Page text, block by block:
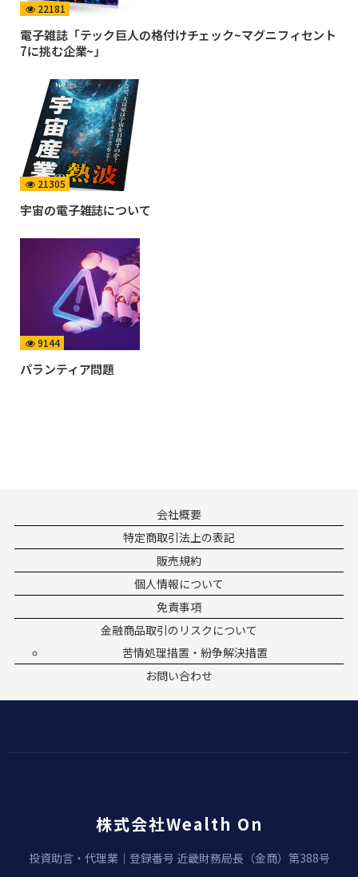
22181
電子雑誌「テック巨人の格付けチェック~マグニフィセント
7に挑む企業~」
21305
宇宙の電子雑誌について
9144
パランティア問題
会社概要
特定商取引法上の表記
販売規約
個人情報について
免責事項
金融商品取引のリスクについて
苦情処理措置・紛争解決措置
お問い合わせ
株式会社Wealth On
投資助言・代理業｜登録番号 近畿財務局長（金商）第388号